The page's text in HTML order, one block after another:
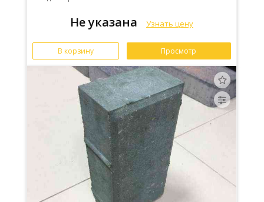
Не указана Узнать цену
В корзину Просмотр